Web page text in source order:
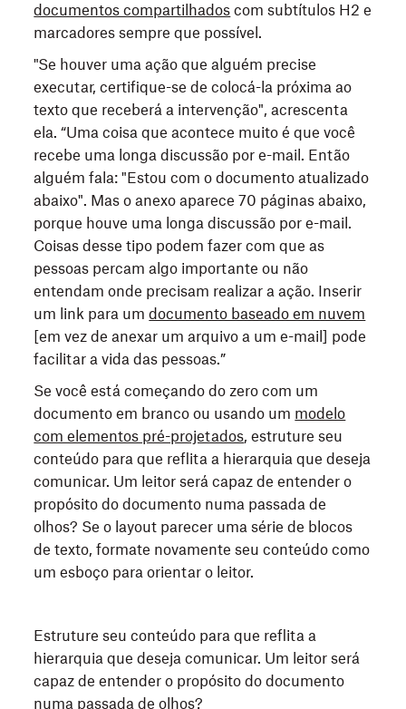
documentos compartilhados com subtítulos H2 e
marcadores sempre que possível.
"Se houver uma ação que alguém precise
executar, certifique-se de colocá-la próxima ao
texto que receberá a intervenção", acrescenta
ela. “Uma coisa que acontece muito é que você
recebe uma longa discussão por e-mail. Então
alguém fala: "Estou com o documento atualizado
abaixo". Mas o anexo aparece 70 páginas abaixo,
porque houve uma longa discussão por e-mail.
Coisas desse tipo podem fazer com que as
pessoas percam algo importante ou não
entendam onde precisam realizar a ação. Inserir
um link para umdocumento baseado em nuvem
[em vez de anexar um arquivo a um e-mail] pode
facilitar a vida das pessoas.”
Se você está começando do zero com um
documento em branco ou usando um modelo
com elementos pré-projetados, estruture seu
conteúdo para que reflita a hierarquia que deseja
comunicar. Um leitor será capaz de entender o
propósito do documento numa passada de
olhos? Se o layout parecer uma série de blocos
de texto, formate novamente seu conteúdo como
um esboço para orientar o leitor.
Estruture seu conteúdo para que reflita a
hierarquia que deseja comunicar. Um leitor será
capaz de entender o propósito do documento
numa passada de olhos?